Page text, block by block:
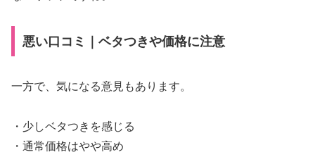
悪い口コミ｜ベタつきや価格に注意
一方で、気になる意見もあります。
・少しベタつきを感じる
・通常価格はやや高め